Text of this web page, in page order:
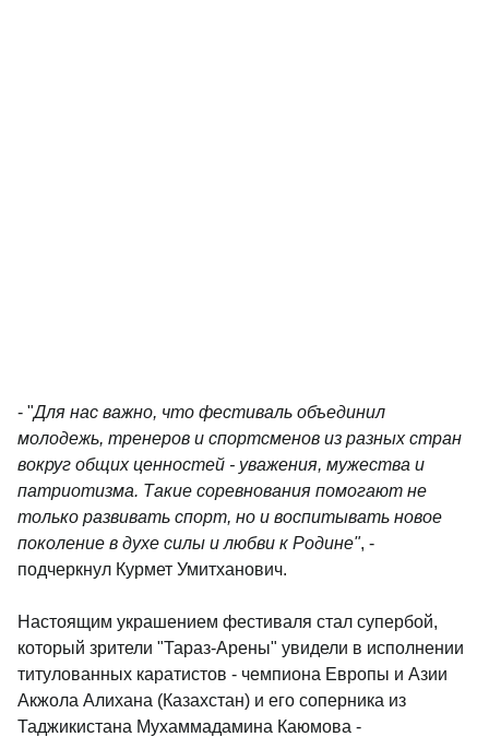
- "Для нас важно, что фестиваль объединил
молодежь, тренеров и спортсменов из разных стран
вокруг общих ценностей - уважения, мужества и
патриотизма. Такие соревнования помогают не
только развивать спорт, но и воспитывать новое
поколение в духе силы и любви к Родине", -
подчеркнул Курмет Умитханович.
Настоящим украшением фестиваля стал супербой,
который зрители "Тараз-Арены" увидели в исполнении
титулованных каратистов - чемпиона Европы и Азии
Акжола Алихана (Казахстан) и его соперника из
Таджикистана Мухаммадамина Каюмова -